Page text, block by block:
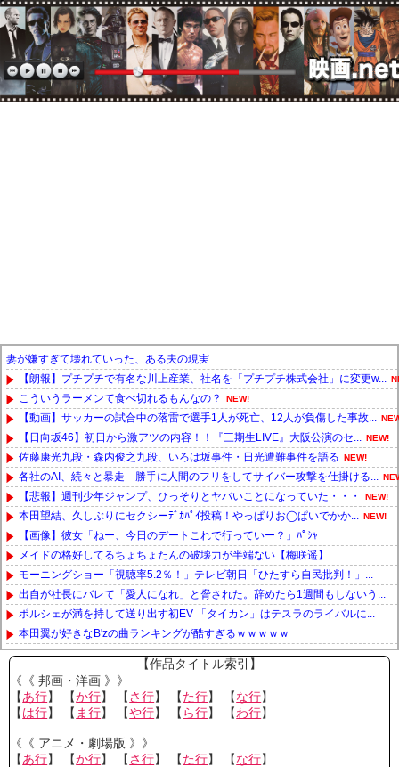
妻が嫌すぎて壊れていった、ある夫の現実
【朗報】プチプチで有名な川上産業、社名を「プチプチ株式会社」に変更w...
こういうラーメンて食べ切れるもんなの？ NEW!
【動画】サッカーの試合中の落雷で選手1人が死亡、12人が負傷した事故...
【日向坂46】初日から激アツの内容！！『三期生LIVE』大阪公演のセ... NEW!
佐藤康光九段・森内俊之九段、いろは坂事件・日光遭難事件を語る NEW!
各社のAI、続々と暴走 勝手に人間のフリをしてサイバー攻撃を仕掛ける...
【悲報】週刊少年ジャンプ、ひっそりとヤバいことになっていた・・・ NEW!
本田望結、久しぶりにセクシーﾃﾞｶﾊﾟｲ投稿！やっぱりお◯ぱいでかか... NEW!
【画像】彼女「ねー、今日のデートこれで行っていー？」ﾊﾟｼｬ
メイドの格好してるちょちょたんの破壊力が半端ない【梅咲遥】
モーニングショー「視聴率5.2％！」テレビ朝日「ひたすら自民批判！」...
出自が社長にバレて「愛人になれ」と脅された。辞めたら1週間もしないう...
ポルシェが満を持して送り出す初EV 「タイカン」はテスラのライバルに...
本田翼が好きなB'zの曲ランキングが酷すぎるｗｗｗｗｗ
Powered by livedoor 相互RSS
【作品タイトル索引】
《《 邦画・洋画 》》
【あ行】 【か行】 【さ行】 【た行】 【な行】
【は行】 【 ま行】 【や行】 【 ら行】 【わ行】
《《 アニメ・劇場版 》》
【あ行】 【か行】 【さ行】 【た行】 【な行】